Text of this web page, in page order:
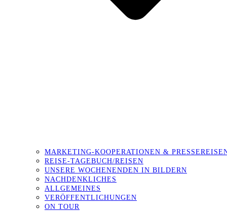
MARKETING-KOOPERATIONEN &
REISE-TAGEBUCH/REISEN
UNSERE WOCHENENDEN IN BILDERN
NACHDENKLICHES
ALLGEMEINES
VERÖFFENTLICHUNGEN
ON TOUR